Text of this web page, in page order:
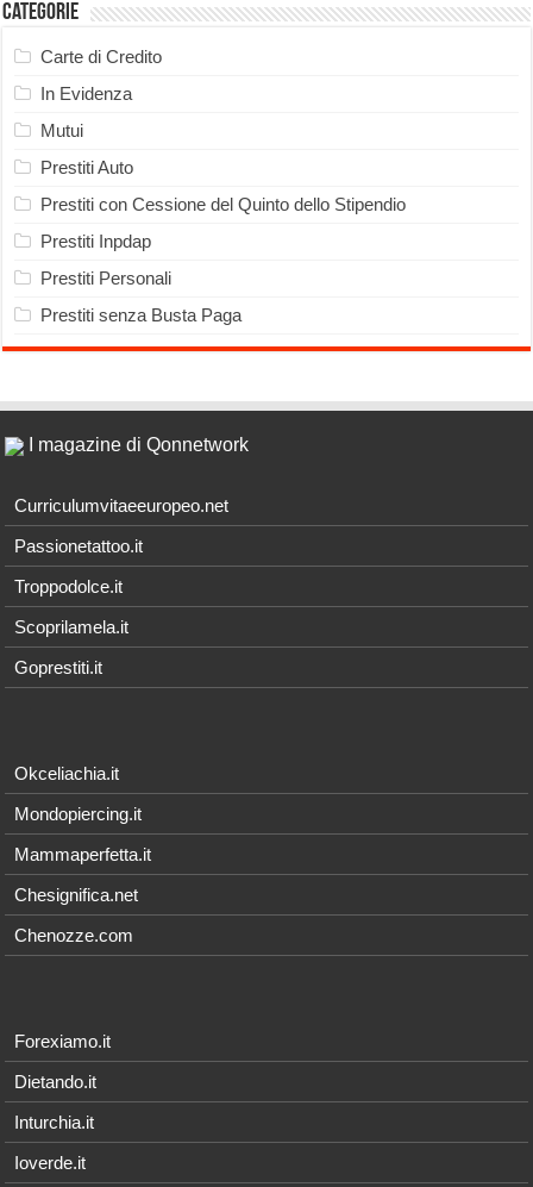
Categorie
Carte di Credito
In Evidenza
Mutui
Prestiti Auto
Prestiti con Cessione del Quinto dello Stipendio
Prestiti Inpdap
Prestiti Personali
Prestiti senza Busta Paga
I magazine di Qonnetwork
Curriculumvitaeeuropeo.net
Passionetattoo.it
Troppodolce.it
Scoprilamela.it
Goprestiti.it
Okceliachia.it
Mondopiercing.it
Mammaperfetta.it
Chesignifica.net
Chenozze.com
Forexiamo.it
Dietando.it
Inturchia.it
Ioverde.it